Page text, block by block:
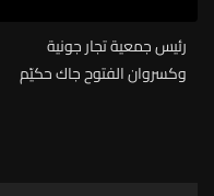
رئيس جمعية تجار جونية
وكسروان الفتوح جاك حكيّم